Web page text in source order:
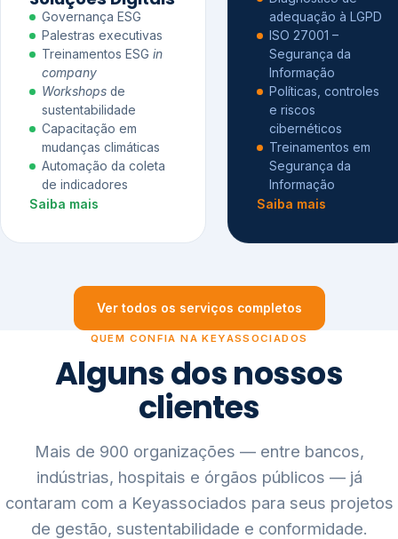
Governança ESG
Palestras executivas
Treinamentos ESG in
company
Workshops de
sustentabilidade
Capacitação em
mudanças climáticas
Automação da coleta
de indicadores
Saiba mais
adequação à LGPD
ISO 27001 –
Segurança da
Informação
Políticas, controles
e riscos
cibernéticos
Treinamentos em
Segurança da
Informação
Saiba mais
Ver todos os serviços completos
QUEM CONFIA NA KEYASSOCIADOS
Alguns dos nossos
clientes
Mais de 900 organizações — entre bancos,
indústrias, hospitais e órgãos públicos — já
contaram com a Keyassociados para seus projetos
de gestão, sustentabilidade e conformidade.